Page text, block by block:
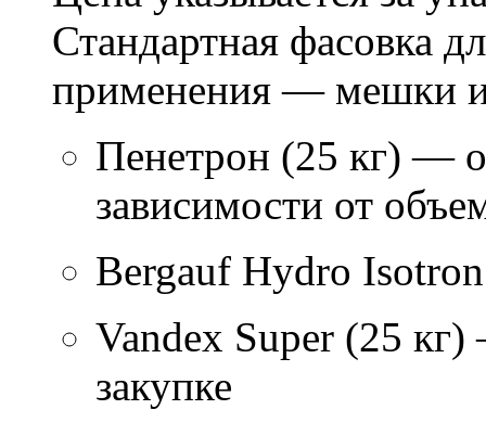
Стандартная фасовка
применения — мешки
Пенетрон (25 кг) —
зависимости от
Bergauf Hydro
Vandex Super (25
закупке